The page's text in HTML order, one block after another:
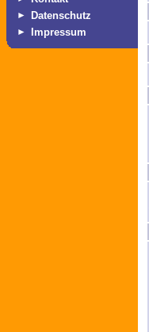
► Datenschutz
► Impressum